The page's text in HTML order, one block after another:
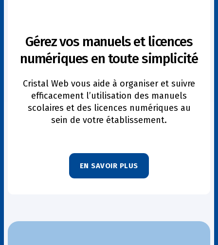
Gérez vos manuels et licences
numériques en toute simplicité
Cristal Web vous aide à organiser et suivre
efficacement l’utilisation des manuels
scolaires et des licences numériques au
sein de votre établissement.
EN SAVOIR PLUS